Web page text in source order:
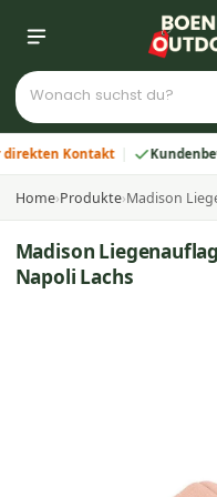
Kontakt
Home›Produkte›Madison
Madison
Napoli Lachs